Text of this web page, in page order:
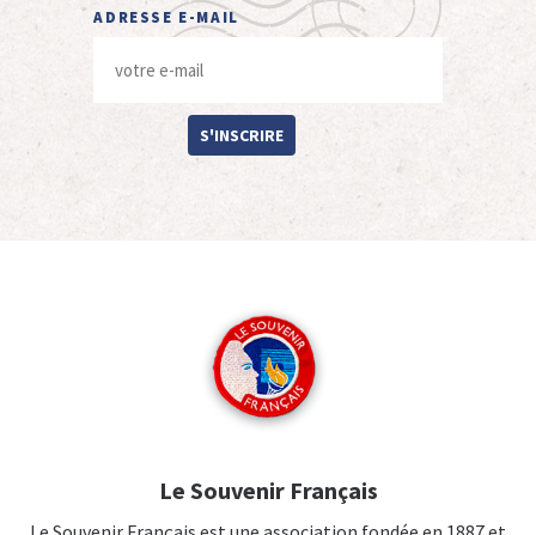
ADRESSE E-MAIL
S'INSCRIRE
Le Souvenir Français